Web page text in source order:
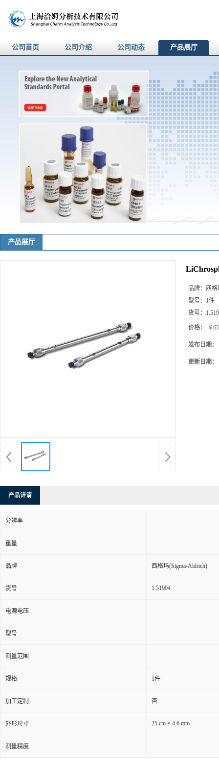
公司首页 公司介绍 公司动态 产品展厅
产品展厅
品牌： 西格
型号： 1件
货号：
价格： ￥
发布日期：
更新日期：
产品详请
分辨率
重量
品牌 西格玛(Sigma-Aldrich)
货号 1.51904
电源电压
型号
测量范围
规格 1件
加工定制 否
外形尺寸 25 cm × 4.6 mm
测量精度